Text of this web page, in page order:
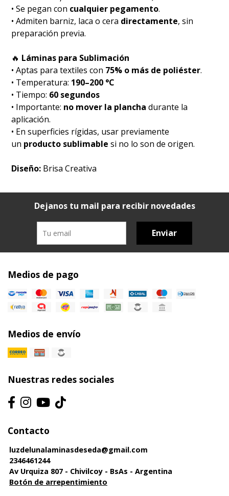
• Se pegan con cualquier pegamento.
• Admiten barniz, laca o cera directamente, sin
preparación previa.
🔥 Láminas para Sublimación
• Aptas para textiles con 75% o más de poliéster.
• Temperatura: 190–200 °C
• Tiempo: 60 segundos
• Importante: no mover la plancha durante la
aplicación.
• En superficies rígidas, usar previamente
un producto sublimable si no lo son de origen.
Diseño: Brisa Creativa
Dejanos tu mail para recibir novedades
Enviar
Medios de pago
Medios de envío
Nuestras redes sociales
Contacto
luzdelunalaminasdeseda@gmail.com
2346461244
Av Urquiza 807 - Chivilcoy - BsAs - Argentina
Botón de arrepentimiento